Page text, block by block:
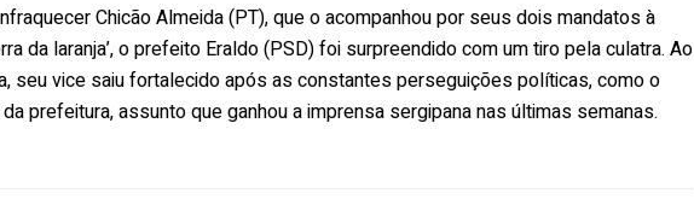
Chicão Almeida (PT), que o acompanhou por seus dois mandatos à
da laranja’, o prefeito Eraldo (PSD) foi surpreendido com um tiro pela culatra. Ao
seu vice saiu fortalecido após as constantes perseguições políticas, como o
prefeitura, assunto que ganhou a imprensa sergipana nas últimas semanas.